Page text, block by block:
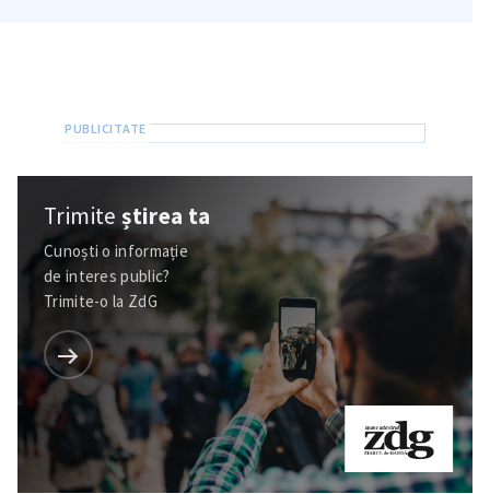
Trimiteștirea ta
Cunoști o informație
de interes public?
Trimite-o la ZdG